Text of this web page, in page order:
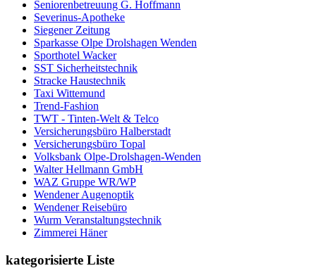
Seniorenbetreuung G. Hoffmann
Severinus-Apotheke
Siegener Zeitung
Sparkasse Olpe Drolshagen Wenden
Sporthotel Wacker
SST Sicherheitstechnik
Stracke Haustechnik
Taxi Wittemund
Trend-Fashion
TWT - Tinten-Welt & Telco
Versicherungsbüro Halberstadt
Versicherungsbüro Topal
Volksbank Olpe-Drolshagen-Wenden
Walter Hellmann GmbH
WAZ Gruppe WR/WP
Wendener Augenoptik
Wendener Reisebüro
Wurm Veranstaltungstechnik
Zimmerei Häner
kategorisierte Liste